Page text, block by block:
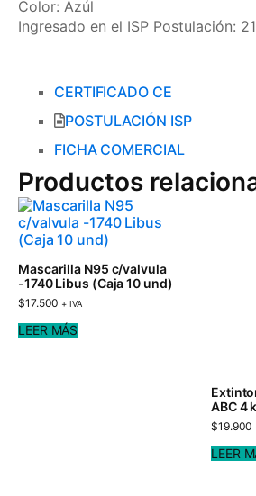
Color: Azúl
Ingresado en el ISP Postulación:
CERTIFICADO CE
POSTULACIÓN ISP
FICHA COMERCIAL
Productos
Mascarilla N95 c/valvula
-1740 Libus (Caja 10 und)
$17.500 + IVA
LEER MÁS
ABC 4
$19.900
LEER